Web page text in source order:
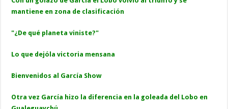
mantiene en zona de clasificación
"¿De qué planeta viniste?"
Lo que dejóla victoria mensana
Bienvenidos al García Show
Otra vez García hizo la diferencia en la goleada del Lobo en